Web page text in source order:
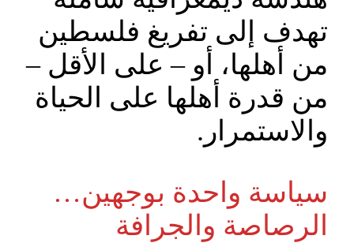
تهدف إلى تفريغ فلسطين
من أهلها، أو – على الأقل –
من قدرة أهلها على الحياة
والاستمرار.
سياسة واحدة بوجهين…
الرصاصة والجرافة